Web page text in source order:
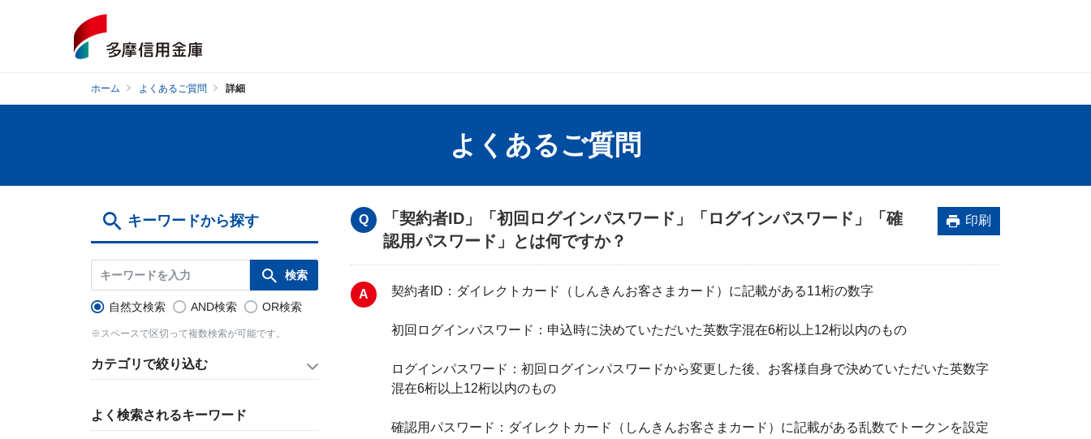
ホーム よくあるご質問 詳細
よくあるご質問
キーワードから探す
自然文検索 AND検索 OR検索
※スペースで区切って複数検索が可能です。
カテゴリで絞り込む
よく検索されるキーワード
「契約者ID」「初回ログインパスワード」「ログインパスワード」「確
認用パスワード」とは何ですか？
印刷
契約者ID：ダイレクトカード（しんきんお客さまカード）に記載がある11桁の数字
初回ログインパスワード：申込時に決めていただいた英数字混在6桁以上12桁以内のもの
ログインパスワード：初回ログインパスワードから変更した後、お客様自身で決めていただいた英数字
混在6桁以上12桁以内のもの
確認用パスワード：ダイレクトカード（しんきんお客さまカード）に記載がある乱数でトークンを設定